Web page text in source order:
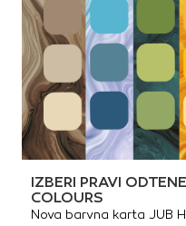
IZBERI PRAVI
COLOURS
Nova barvna karta JUB